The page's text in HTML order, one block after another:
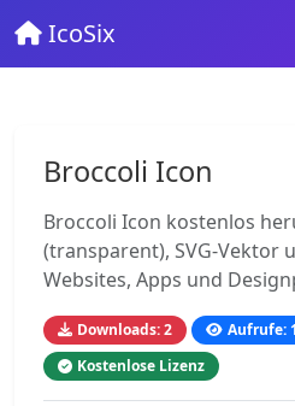
IcoSix
Broccoli Icon
Broccoli Icon kostenlos
(transparent), SVG-Vektor
Websites, Apps und
Downloads: 2
Aufrufe:
Kostenlose Lizenz